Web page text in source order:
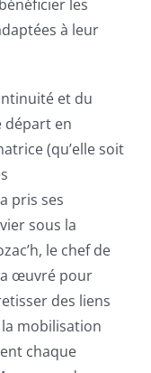
les
à leur
et du
départ en
(qu’elle soit
pris ses
sous la
le chef de
a œuvré pour
des liens
mobilisation
chaque